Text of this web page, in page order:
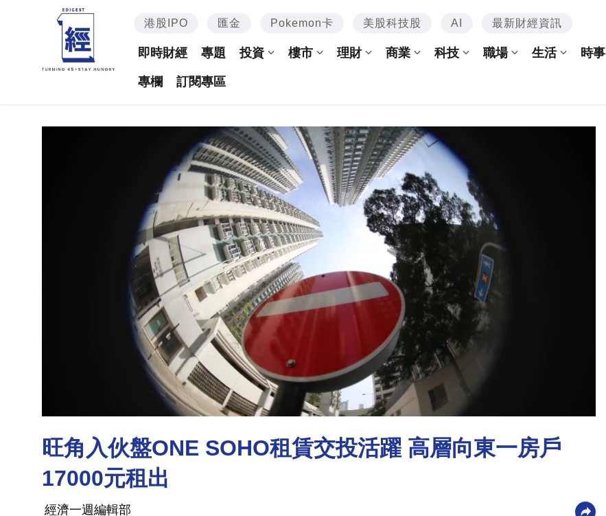
港股IPO 匯金 Pokemon卡 美股科技股 AI 最新財經資訊
即時財經 專題 投資 樓市 理財 商業 科技 職場 生活 時事
專欄 訂閱專區
旺角入伙盤ONE SOHO租賃交投活躍 高層向東一房戶
17000元租出
經濟一週編輯部